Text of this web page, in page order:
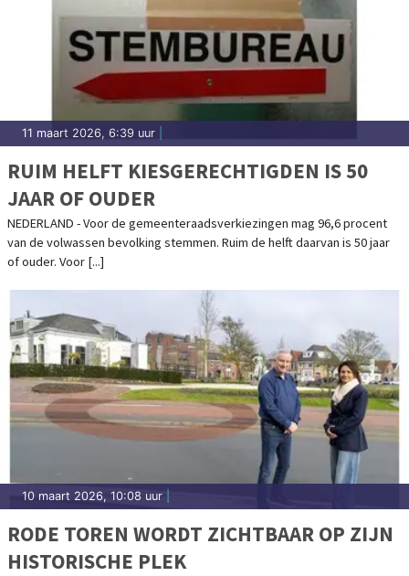
11 maart 2026, 6:39 uur
RUIM HELFT KIESGERECHTIGDEN IS 50
JAAR OF OUDER
NEDERLAND - Voor de gemeenteraadsverkiezingen mag 96,6 procent
van de volwassen bevolking stemmen. Ruim de helft daarvan is 50 jaar
of ouder. Voor [...]
10 maart 2026, 10:08 uur
RODE TOREN WORDT ZICHTBAAR OP ZIJN
HISTORISCHE PLEK